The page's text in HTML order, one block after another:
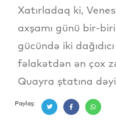
Xatırladaq ki,
axşamı günü bir-
gücündə iki
fəlakətdən ən çox
Quayra ştatına
Paylaş: